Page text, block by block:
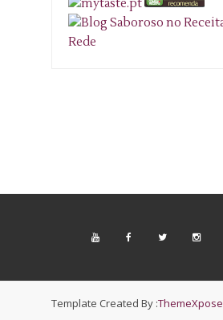
Template Created By :ThemeXpose